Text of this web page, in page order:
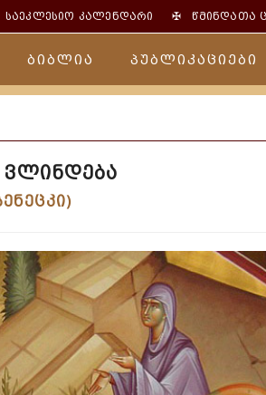
საეკლესიო კალენდარი ✠წმინდათა
ბიბლია პუბლიკაციები
ვლინდება